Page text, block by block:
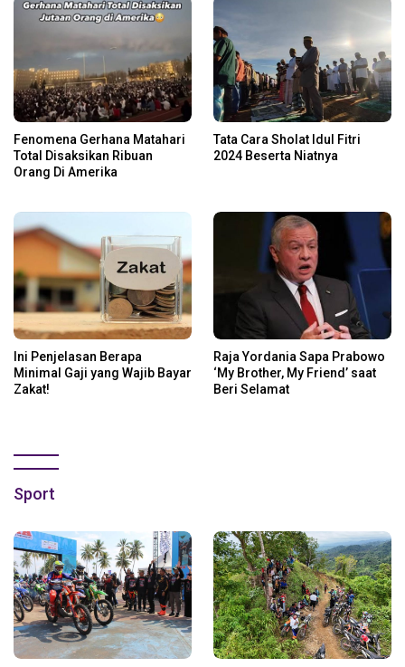
Fenomena Gerhana Matahari
Total Disaksikan Ribuan
Orang Di Amerika
Tata Cara Sholat Idul Fitri
2024 Beserta Niatnya
Ini Penjelasan Berapa
Minimal Gaji yang Wajib Bayar
Zakat!
Raja Yordania Sapa Prabowo
‘My Brother, My Friend’ saat
Beri Selamat
Sport